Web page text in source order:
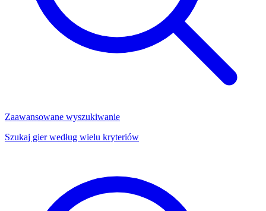
Zaawansowane wyszukiwanie
Szukaj gier według wielu kryteriów